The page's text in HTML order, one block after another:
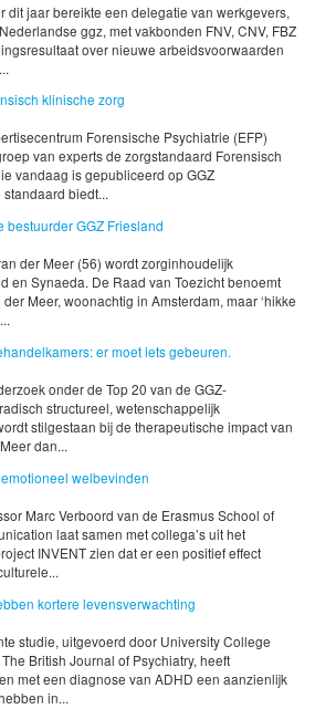
dit jaar bereikte een delegatie van werkgevers,
ggz, met vakbonden FNV, CNV, FBZ
over nieuwe arbeidsvoorwaarden
klinische zorg
Forensische Psychiatrie (EFP)
van experts de zorgstandaard Forensisch
vandaag is gepubliceerd op GGZ
biedt...
GGZ Friesland
der Meer (56) wordt zorginhoudelijk
en Synaeda. De Raad van Toezicht benoemt
Meer, woonachtig in Amsterdam, maar ‘hikke
er moet iets gebeuren.
onder de Top 20 van de GGZ-
structureel, wetenschappelijk
stilgestaan bij de therapeutische impact van
dan...
welbevinden
Marc Verboord van de Erasmus School of
laat samen met collega’s uit het
INVENT zien dat er een positief effect
kortere levensverwachting
studie, uitgevoerd door University College
British Journal of Psychiatry, heeft
met een diagnose van ADHD een aanzienlijk
in...